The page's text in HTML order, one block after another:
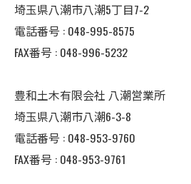
埼玉県八潮市八潮5丁目7-2
電話番号 : 048-995-8575
FAX番号 : 048-996-5232
豊和土木有限会社 八潮営業所
埼玉県八潮市八潮6-3-8
電話番号 : 048-953-9760
FAX番号 : 048-953-9761